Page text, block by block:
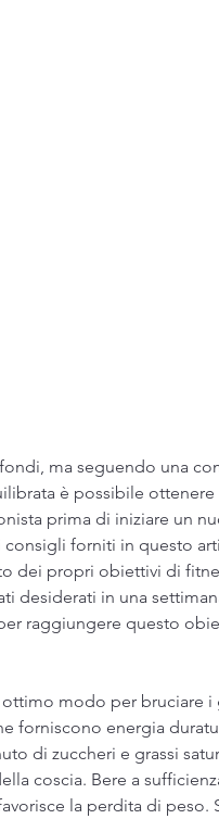
è possibile
prima di iniziare un
forniti in questo
dei propri obiettivi di
desiderati in una
raggiungere questo
modo per bruciare i
forniscono energia
di zuccheri e grassi
coscia. Bere a
la perdita di peso.